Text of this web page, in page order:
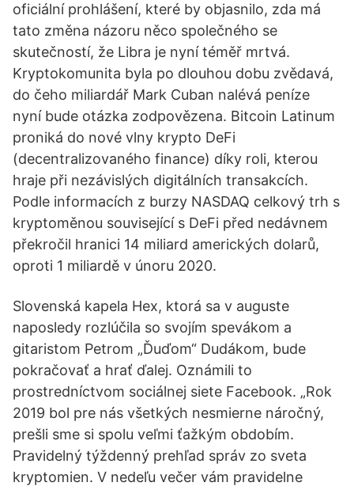
oficiální prohlášení, které by objasnilo, zda má
tato změna názoru něco společného se
skutečností, že Libra je nyní téměř mrtvá.
Kryptokomunita byla po dlouhou dobu zvědavá,
do čeho miliardář Mark Cuban nalévá peníze
nyní bude otázka zodpovězena. Bitcoin Latinum
proniká do nové vlny krypto DeFi
(decentralizovaného finance) díky roli, kterou
hraje při nezávislých digitálních transakcích.
Podle informacích z burzy NASDAQ celkový trh s
kryptoměnou související s DeFi před nedávnem
překročil hranici 14 miliard amerických dolarů,
oproti 1 miliardě v únoru 2020.
Slovenská kapela Hex, ktorá sa v auguste
naposledy rozlúčila so svojím spevákom a
gitaristom Petrom „Ďuďom“ Dudákom, bude
pokračovať a hrať ďalej. Oznámili to
prostredníctvom sociálnej siete Facebook. „Rok
2019 bol pre nás všetkých nesmierne náročný,
prešli sme si spolu veľmi ťažkým obdobím.
Pravidelný týždenný prehľad správ zo sveta
kryptomien. V nedeľu večer vám pravidelne